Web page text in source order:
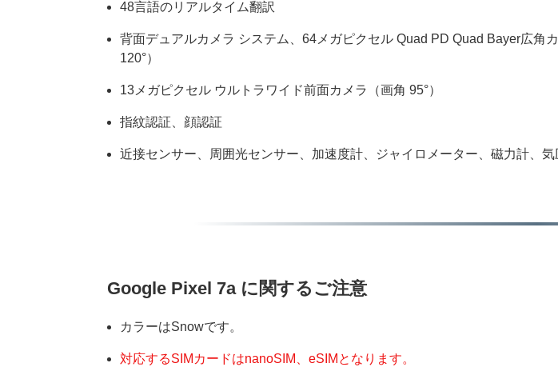
48言語のリアルタイム翻訳
背面デュアルカメラ システム、64メガピクセル Quad PD Quad Bayer広角
120°）
13メガピクセル ウルトラワイド前面カメラ（画角 95°）
指紋認証、顔認証
近接センサー、周囲光センサー、加速度計、ジャイロメーター、磁力計、気
Google Pixel 7a に関するご注意
カラーはSnowです。
対応するSIMカードはnanoSIM、eSIMとなります。